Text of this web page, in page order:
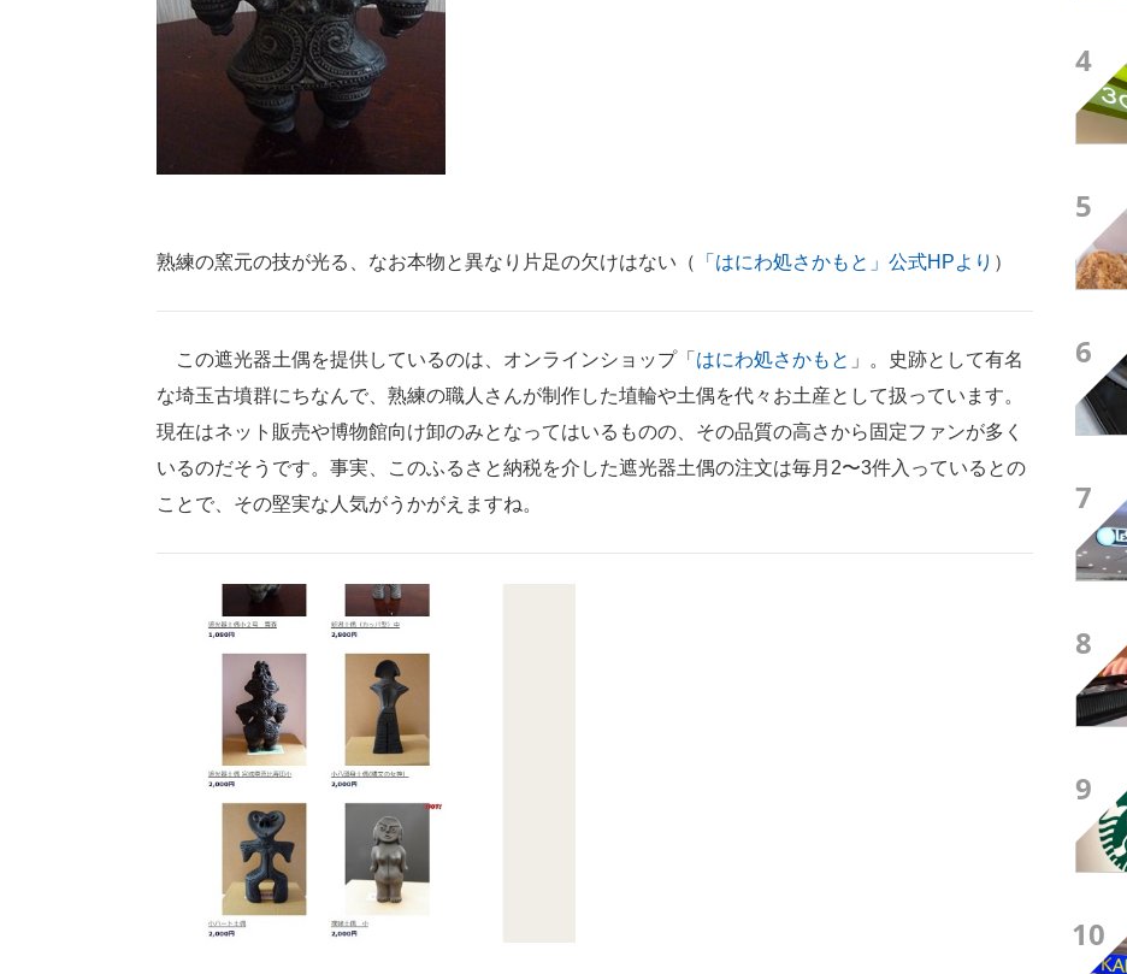
熟練の窯元の技が光る、なお本物と異なり片足の欠けはない（ 「はにわ処さかもと」公式HPより ）
この遮光器土偶を提供しているのは、オンラインショップ「 はにわ処さかもと 」。史跡として有名
な埼玉古墳群にちなんで、熟練の職人さんが制作した埴輪や土偶を代々お土産として扱っています。
現在はネット販売や博物館向け卸のみとなってはいるものの、その品質の高さから固定ファンが多く
いるのだそうです。事実、このふるさと納税を介した遮光器土偶の注文は毎月2〜3件入っているとの
ことで、その堅実な人気がうかがえますね。
4
5
6
7
8
9
10